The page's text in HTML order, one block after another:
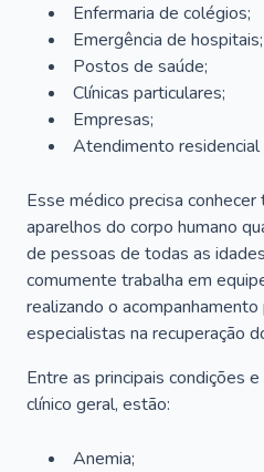
Enfermaria de colégios;
Emergência de hospitais;
Postos de saúde;
Clínicas particulares;
Empresas;
Atendimento residencial
Esse médico precisa
aparelhos do corpo humano
de pessoas de todas as
comumente trabalha em
realizando o
especialistas na recuperação
Entre as principais condições
clínico geral, estão:
Anemia;